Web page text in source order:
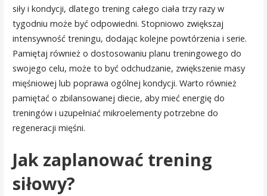
siły i kondycji, dlatego trening całego ciała trzy razy w
tygodniu może być odpowiedni. Stopniowo zwiększaj
intensywność treningu, dodając kolejne powtórzenia i serie.
Pamiętaj również o dostosowaniu planu treningowego do
swojego celu, może to być odchudzanie, zwiększenie masy
mięśniowej lub poprawa ogólnej kondycji. Warto również
pamiętać o zbilansowanej diecie, aby mieć energię do
treningów i uzupełniać mikroelementy potrzebne do
regeneracji mięśni.
Jak zaplanować trening
siłowy?